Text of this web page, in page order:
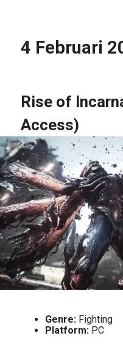
4 Februari
Rise of
Access)
Genre:Fighting
Platform:PC